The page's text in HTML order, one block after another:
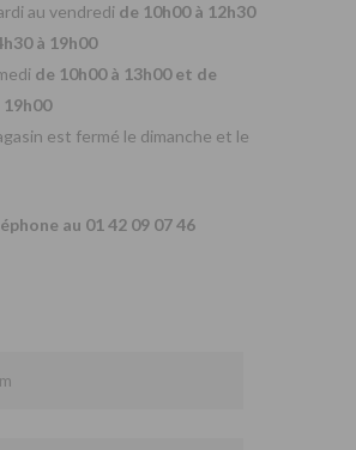
au vendredi de 10h00 à 12h30
à 19h00
de 10h00 à 13h00 et de
19h00
est fermé le dimanche et le
au 01 42 09 07 46